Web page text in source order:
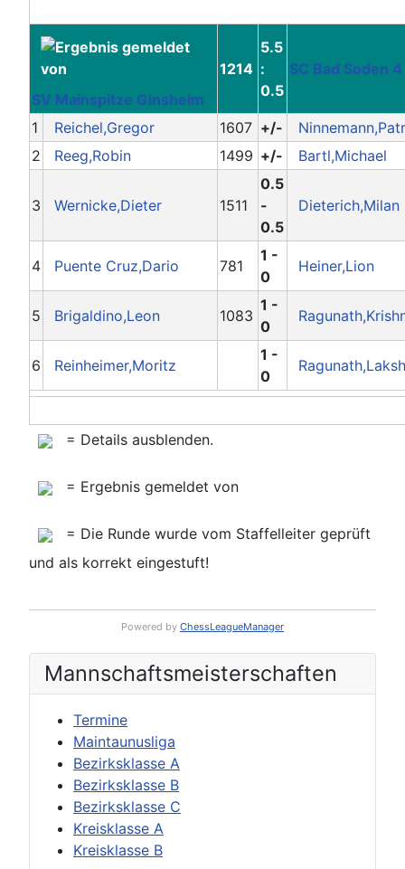
Mannschafts­meisterschaften
Termine
Maintaunusliga
Bezirksklasse A
Bezirksklasse B
Bezirksklasse C
Kreisklasse A
Kreisklasse B
SV Mainspitze Ginsheim
1214
5.5
:
0.5
SC Bad Soden 4
1 Reichel,Gregor 1607 +/-
2
Reeg,Robin 1499 +/- Bartl,Michael
3 Wernicke,Dieter 1511
0.5
-
0.5
Dieterich,Milan
4 Puente Cruz,Dario 781
1 -
0
Heiner,Lion
5 Brigaldino,Leon 1083
1 -
0
6 Reinheimer,Moritz
1 -
0
= Details ausblenden.
= Ergebnis gemeldet von
= Die Runde wurde vom Staffelleiter geprüft
und als korrekt eingestuft!
Powered by ChessLeagueManager